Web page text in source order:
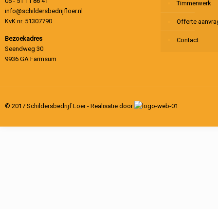
info@schildersbedrijfloer.nl
KvK nr. 51307790
Bezoekadres
Seendweg 30
9936 GA Farmsum
Timmerwerk
Offerte
Contact
© 2017 Schildersbedrijf Loer - Realisatie door